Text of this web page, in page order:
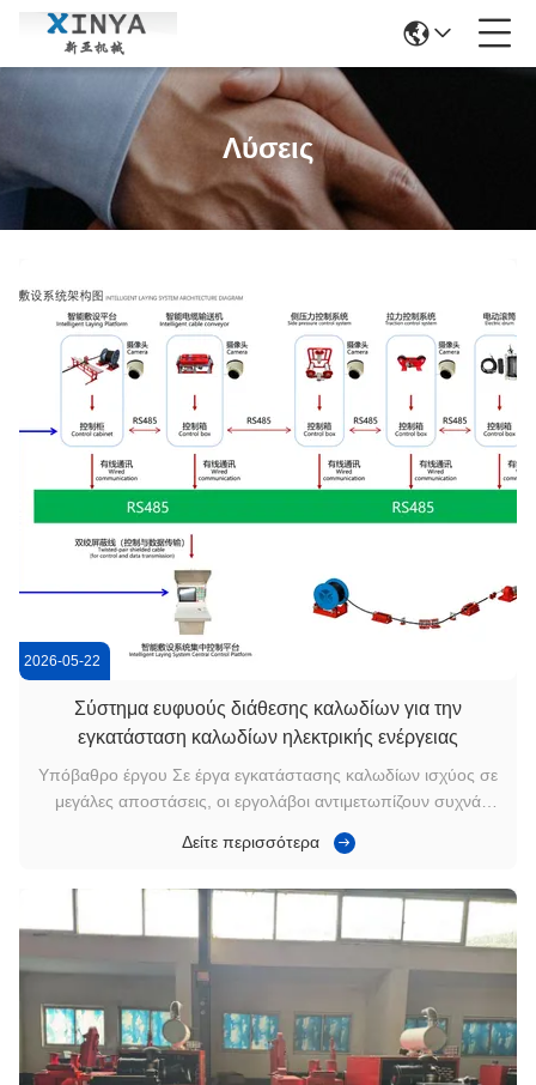
Λύσεις
2026-05-22
Σύστημα ευφυούς διάθεσης καλωδίων για την
εγκατάσταση καλωδίων ηλεκτρικής ενέργειας
Υπόβαθρο έργου Σε έργα εγκατάστασης καλωδίων ισχύος σε
μεγάλες αποστάσεις, οι εργολάβοι αντιμετωπίζουν συχνά
πλευρικής πίεσης και του συγχρονισμού μεταξύ πολλαπλών
τοποθέτησης καλωδίων εξαρτάται ...
Δείτε περισσότερα